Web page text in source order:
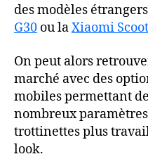
des modèles
G30 ou laXiaomi
On peut alors
marché avec des
mobiles permettant
nombreux
trottinettes plus
look.